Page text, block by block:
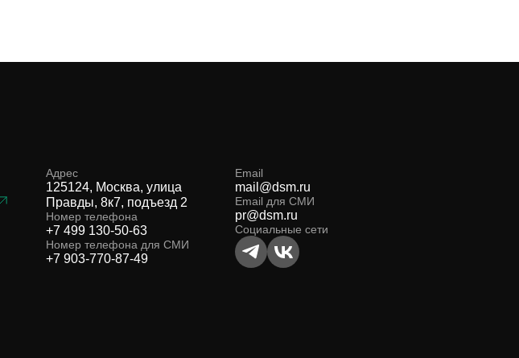
Адрес
125124, Москва, улица
Правды, 8к7, подъезд 2
Номер телефона
+7 499 130-50-63
Номер телефона для СМИ
+7 903-770-87-49
Email
mail@dsm.ru
Email для СМИ
pr@dsm.ru
Социальные сети